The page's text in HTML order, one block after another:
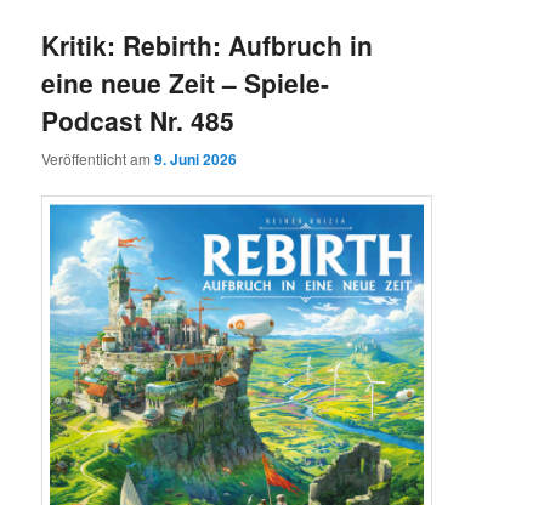
Kritik: Rebirth: Aufbruch in
eine neue Zeit – Spiele-
Podcast Nr. 485
Veröffentlicht am9. Juni 2026